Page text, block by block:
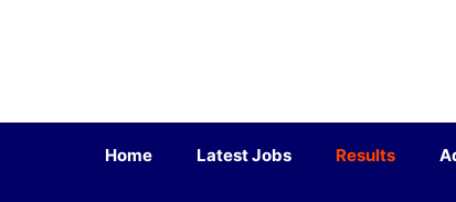
Home Latest Jobs Results